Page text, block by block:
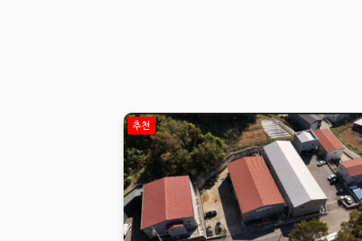
추천